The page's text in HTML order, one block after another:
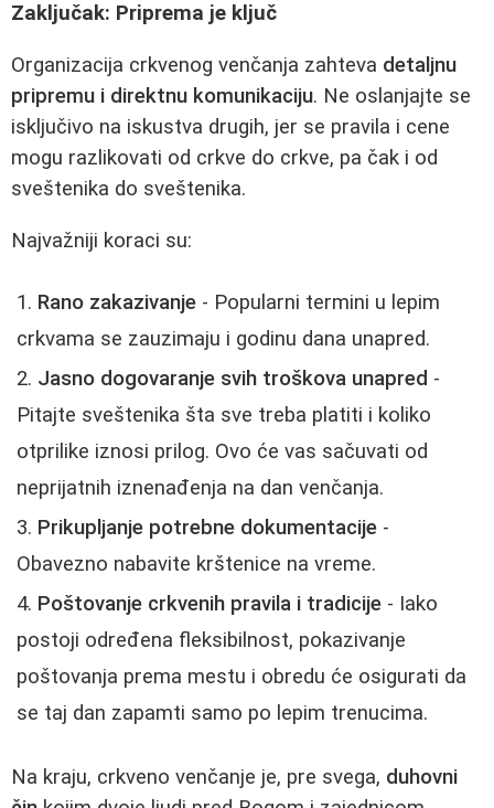
Zaključak: Priprema je ključ
Organizacija crkvenog venčanja zahteva detaljnu
pripremu i direktnu komunikaciju. Ne oslanjajte se
isključivo na iskustva drugih, jer se pravila i cene
mogu razlikovati od crkve do crkve, pa čak i od
sveštenika do sveštenika.
Najvažniji koraci su:
Rano zakazivanje - Popularni termini u lepim
crkvama se zauzimaju i godinu dana unapred.
Jasno dogovaranje svih troškova unapred -
Pitajte sveštenika šta sve treba platiti i koliko
otprilike iznosi prilog. Ovo će vas sačuvati od
neprijatnih iznenađenja na dan venčanja.
Prikupljanje potrebne dokumentacije -
Obavezno nabavite krštenice na vreme.
Poštovanje crkvenih pravila i tradicije - Iako
postoji određena fleksibilnost, pokazivanje
poštovanja prema mestu i obredu će osigurati da
se taj dan zapamti samo po lepim trenucima.
Na kraju, crkveno venčanje je, pre svega, duhovni